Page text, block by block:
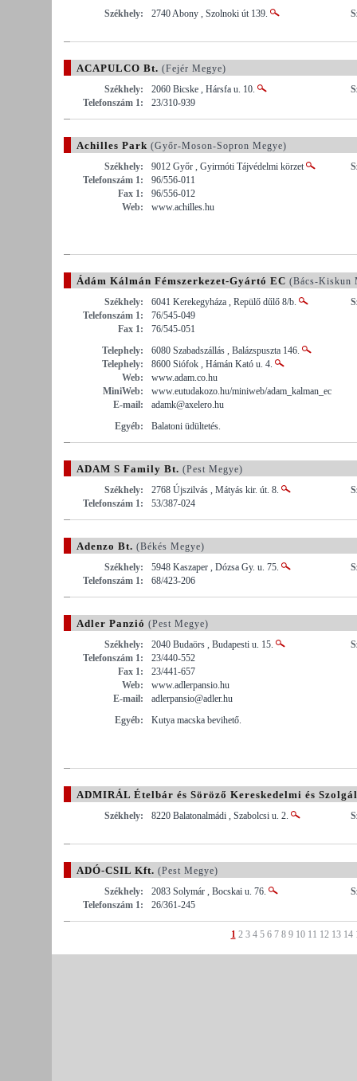
Székhely:
2740 Abony , Szolnoki út 139.
ACAPULCO Bt. (Fejér Megye)
Székhely:
2060 Bicske , Hársfa u. 10.
Telefonszám 1:
23/310-939
Achilles Park (Győr-Moson-Sopron Megye)
Székhely:
9012 Győr , Gyirmóti Tájvédelmi körzet
Telefonszám 1:
96/556-011
Fax 1:
96/556-012
Web:
www.achilles.hu
Ádám Kálmán Fémszerkezet-Gyártó EC (Bács-Kiskun
Székhely:
6041 Kerekegyháza , Repülő dűlő 8/b.
Telefonszám 1:
76/545-049
Fax 1:
76/545-051
Telephely:
6080 Szabadszállás , Balázspuszta 146.
Telephely:
8600 Siófok , Hámán Kató u. 4.
Web:
www.adam.co.hu
MiniWeb:
www.eutudakozo.hu/miniweb/adam_kalman_ec
E-mail:
adamk@axelero.hu
Egyéb:
Balatoni üdültetés.
ADAM S Family Bt. (Pest Megye)
Székhely:
2768 Újszilvás , Mátyás kir. út. 8.
Telefonszám 1:
53/387-024
Adenzo Bt. (Békés Megye)
Székhely:
5948 Kaszaper , Dózsa Gy. u. 75.
Telefonszám 1:
68/423-206
Adler Panzió (Pest Megye)
Székhely:
2040 Budaörs , Budapesti u. 15.
Telefonszám 1:
23/440-552
Fax 1:
23/441-657
Web:
www.adlerpansio.hu
E-mail:
adlerpansio@adler.hu
Egyéb:
Kutya macska bevihető.
ADMIRÁL Ételbár és Söröző Kereskedelmi és
Székhely: 8220 Balatonalmádi , Szabolcsi u. 2.
ADÓ-CSIL Kft. (Pest Megye)
Székhely:
2083 Solymár , Bocskai u. 76.
Telefonszám 1:
26/361-245
1 2 3 4 5 6 7 8 9 10 11 12 13 14